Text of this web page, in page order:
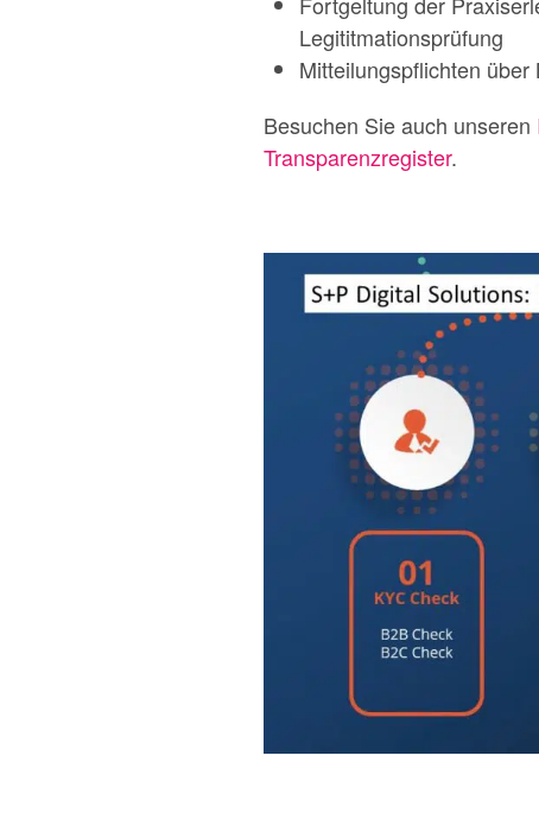
Legititmationsprüfung
Mitteilungspflichten
Besuchen Sie auch unseren
Transparenzregister.